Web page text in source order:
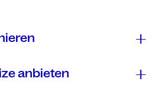
anbieten